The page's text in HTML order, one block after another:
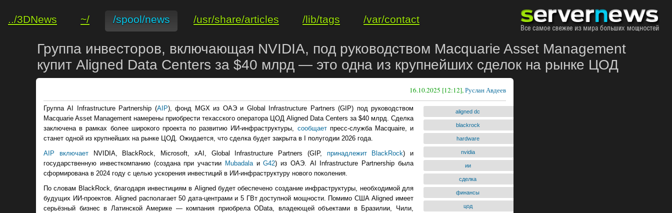
../3DNews ~/ /spool/news /usr/share/articles /lib/tags /var/contact
Группа инвесторов, включающая NVIDIA, под руководством Macquarie Asset Management
купит Aligned Data Centers за $40 млрд — это одна из крупнейших сделок на рынке ЦОД
16.10.2025 [12:12],Руслан Авдеев
aligned dc
blackrock
hardware
nvidia
ии
сделка
финансы
цод
Группа AI Infrastructure Partnership (AIP), фонд MGX из ОАЭ и Global Infrastructure Partners (GIP) под руководством
Macquarie Asset Management намерены приобрести техасского оператора ЦОД Aligned Data Centers за $40 млрд. Сделка
заключена в рамках более широкого проекта по развитию ИИ-инфраструктуры, сообщаетпресс-служба Macquaire, и
станет одной из крупнейших на рынке ЦОД. Ожидается, что сделка будет закрыта в I полугодии 2026 года.
AIP включаетNVIDIA, BlackRock, Microsoft, xAI, Global Infrastructure Partners (GIP, принадлежит BlackRock) и
государственную инвесткомпанию (создана при участии MubadalaиG42) из ОАЭ. AI Infrastructure Partnership была
сформирована в 2024 году с целью ускорения инвестиций в ИИ-инфраструктуру нового поколения.
По словам BlackRock, благодаря инвестициям в Aligned будет обеспечено создание инфраструктуры, необходимой для
будущих ИИ-проектов. Aligned располагает 50 дата-центрами и 5 ГВт доступной мощности. Помимо США Aligned имеет
серьёзный бизнес в Латинской Америке — компания приобрела OData, владеющей объектами в Бразилии, Чили,